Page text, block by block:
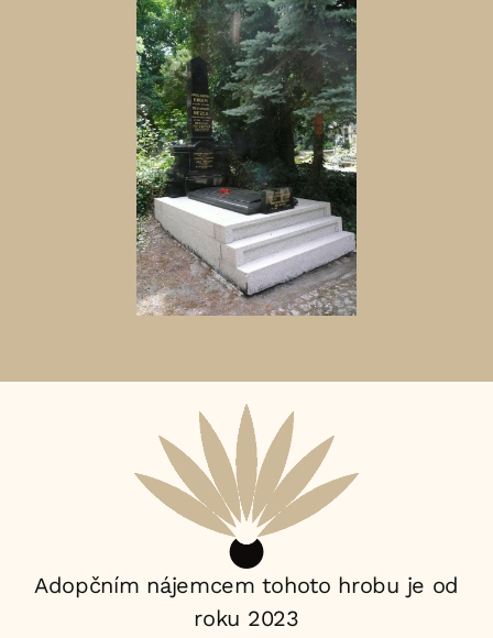
nájemce:
Adopčním nájemcem tohoto hrobu je od
roku 2023